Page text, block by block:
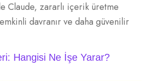
Claude, zararlı içerik üretme
davranır ve daha güvenilir
Hangisi Ne İşe Yarar?